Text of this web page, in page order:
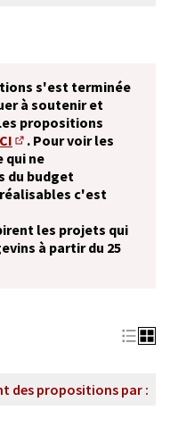
s'est terminée
à soutenir et
propositions
(S'ouvre dans un nouvel
. Pour voir les
qui ne
du budget
c'est
les projets qui
à partir du 25
des propositions par :